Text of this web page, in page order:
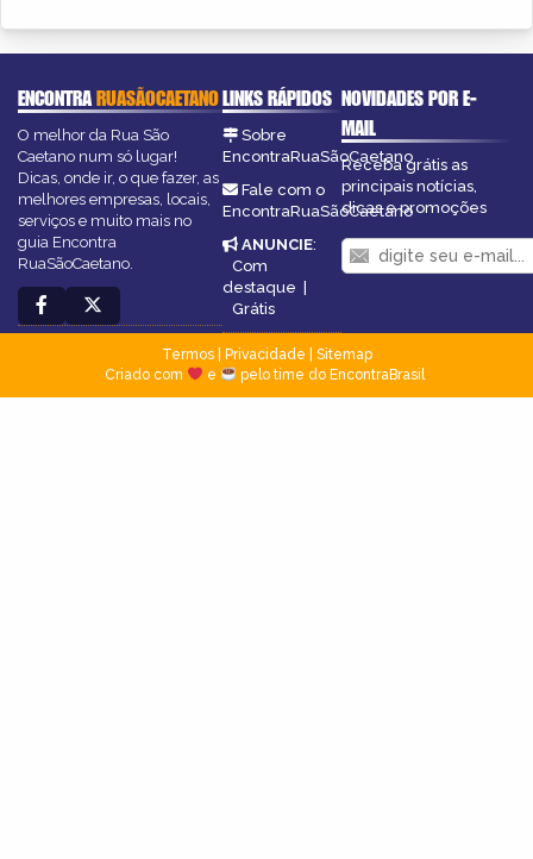
ENCONTRARUASÃOCAETANO
O melhor da Rua São
Caetano num só lugar!
Dicas, onde ir, o que fazer, as
melhores empresas, locais,
serviços e muito mais no
guia Encontra
RuaSãoCaetano.
LINKS RÁPIDOS
Sobre
EncontraRuaSãoCaetano
Fale com o
EncontraRuaSãoCaetano
ANUNCIE:
Com
destaque
Grátis
NOVIDADES POR E-
MAIL
Receba grátis as
principais notícias,
dicas e promoções
Termos| Privacidade
Sitemap
Criado com
e pelo time do EncontraBrasil